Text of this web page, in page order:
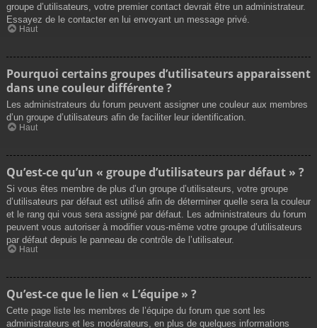
groupe d’utilisateurs, votre premier contact devrait être un administrateur.
Essayez de le contacter en lui envoyant un message privé.
Haut
Pourquoi certains groupes d’utilisateurs apparaissent
dans une couleur différente ?
Les administrateurs du forum peuvent assigner une couleur aux membres
d’un groupe d’utilisateurs afin de faciliter leur identification.
Haut
Qu’est-ce qu’un « groupe d’utilisateurs par défaut » ?
Si vous êtes membre de plus d’un groupe d’utilisateurs, votre groupe
d’utilisateurs par défaut est utilisé afin de déterminer quelle sera la couleur
et le rang qui vous sera assigné par défaut. Les administrateurs du forum
peuvent vous autoriser à modifier vous-même votre groupe d’utilisateurs
par défaut depuis le panneau de contrôle de l’utilisateur.
Haut
Qu’est-ce que le lien « L’équipe » ?
Cette page liste les membres de l’équipe du forum que sont les
administrateurs et les modérateurs, en plus de quelques informations